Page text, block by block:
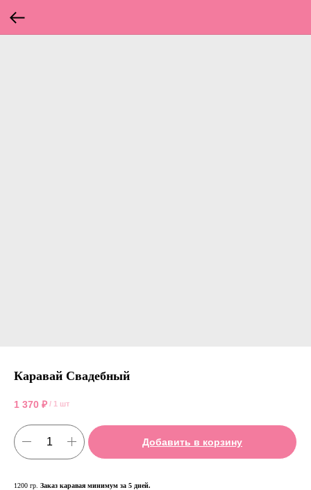
Каравай Свадебный
1 370 ₽ / 1 шт
Добавить в корзину
1200 гр. Заказ каравая минимум за 5 дней.